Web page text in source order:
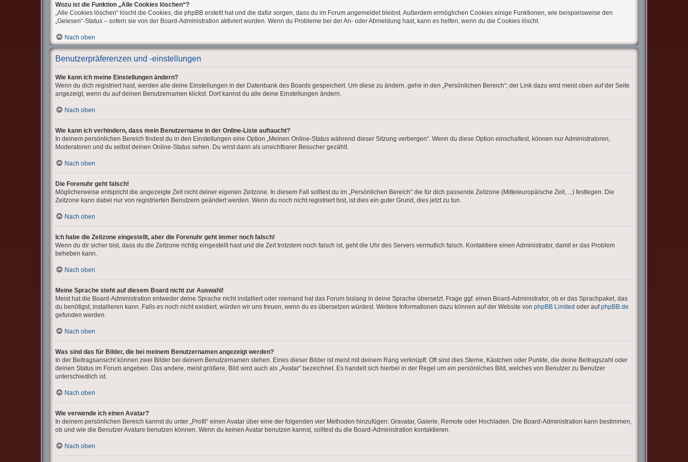
Wozu ist die Funktion „Alle Cookies löschen“?
„Alle Cookies löschen“ löscht die Cookies, die phpBB erstellt hat und die dafür sorgen, dass du im Forum angemeldet bleibst. Außerdem ermöglichen Cookies einige Funktionen, wie beispielsweise den
„Gelesen“-Status – sofern sie von der Board-Administration aktiviert wurden. Wenn du Probleme bei der An- oder Abmeldung hast, kann es helfen, wenn du die Cookies löscht.
Nach oben
Benutzerpräferenzen und -einstellungen
Wie kann ich meine Einstellungen ändern?
Wenn du dich registriert hast, werden alle deine Einstellungen in der Datenbank des Boards gespeichert. Um diese zu ändern, gehe in den „Persönlichen Bereich“; der Link dazu wird meist oben auf der Seite
angezeigt, wenn du auf deinen Benutzernamen klickst. Dort kannst du alle deine Einstellungen ändern.
Nach oben
Wie kann ich verhindern, dass mein Benutzername in der Online-Liste auftaucht?
In deinem persönlichen Bereich findest du in den Einstellungen eine Option „Meinen Online-Status während dieser Sitzung verbergen“. Wenn du diese Option einschaltest, können nur Administratoren,
Moderatoren und du selbst deinen Online-Status sehen. Du wirst dann als unsichtbarer Besucher gezählt.
Nach oben
Die Forenuhr geht falsch!
Möglicherweise entspricht die angezeigte Zeit nicht deiner eigenen Zeitzone. In diesem Fall solltest du im „Persönlichen Bereich“ die für dich passende Zeitzone (Mitteleuropäische Zeit, ...) festlegen. Die
Zeitzone kann dabei nur von registrierten Benutzern geändert werden. Wenn du noch nicht registriert bist, ist dies ein guter Grund, dies jetzt zu tun.
Nach oben
Ich habe die Zeitzone eingestellt, aber die Forenuhr geht immer noch falsch!
Wenn du dir sicher bist, dass du die Zeitzone richtig eingestellt hast und die Zeit trotzdem noch falsch ist, geht die Uhr des Servers vermutlich falsch. Kontaktiere einen Administrator, damit er das Problem
beheben kann.
Nach oben
Meine Sprache steht auf diesem Board nicht zur Auswahl!
Meist hat die Board-Administration entweder deine Sprache nicht installiert oder niemand hat das Forum bislang in deine Sprache übersetzt. Frage ggf. einen Board-Administrator, ob er das Sprachpaket, das
du benötigst, installieren kann. Falls es noch nicht existiert, würden wir uns freuen, wenn du es übersetzen würdest. Weitere Informationen dazu können auf der Website von phpBB Limited oder aufphpBB.de
gefunden werden.
Nach oben
Was sind das für Bilder, die bei meinem Benutzernamen angezeigt werden?
In der Beitragsansicht können zwei Bilder bei deinem Benutzernamen stehen. Eines dieser Bilder ist meist mit deinem Rang verknüpft: Oft sind dies Sterne, Kästchen oder Punkte, die deine Beitragszahl oder
deinen Status im Forum angeben. Das andere, meist größere, Bild wird auch als „Avatar“ bezeichnet. Es handelt sich hierbei in der Regel um ein persönliches Bild, welches von Benutzer zu Benutzer
unterschiedlich ist.
Nach oben
Wie verwende ich einen Avatar?
In deinem persönlichen Bereich kannst du unter „Profil“ einen Avatar über eine der folgenden vier Methoden hinzufügen: Gravatar, Galerie, Remote oder Hochladen. Die Board-Administration kann bestimmen,
ob und wie die Benutzer Avatare benutzen können. Wenn du keinen Avatar benutzen kannst, solltest du die Board-Administration kontaktieren.
Nach oben